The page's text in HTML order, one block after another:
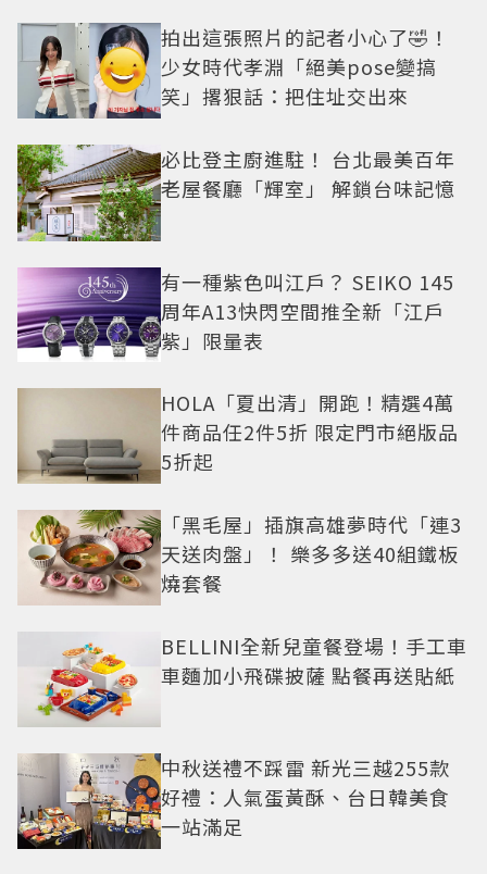
拍出這張照片的記者小心了🤣！
少女時代孝淵「絕美pose變搞
笑」撂狠話：把住址交出來
必比登主廚進駐！ 台北最美百年
老屋餐廳「輝室」 解鎖台味記憶
有一種紫色叫江戶？ SEIKO 145
周年A13快閃空間推全新「江戶
紫」限量表
HOLA「夏出清」開跑！精選4萬
件商品任2件5折 限定門市絕版品
5折起
「黑毛屋」插旗高雄夢時代「連3
天送肉盤」！ 樂多多送40組鐵板
燒套餐
BELLINI全新兒童餐登場！手工車
車麵加小飛碟披薩 點餐再送貼紙
中秋送禮不踩雷 新光三越255款
好禮：人氣蛋黃酥、台日韓美食
一站滿足